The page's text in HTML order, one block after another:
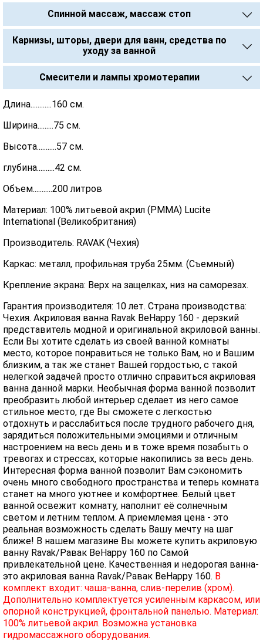
Спинной массаж, массаж стоп
Карнизы, шторы, двери для ванн, средства по
уходу за ванной
Смесители и лампы хромотерапии
Длина............160 см.
Ширина.........75 см.
Высота...........57 см.
глубина..........42 см.
Объем...........200 литров
Материал: 100% литьевой акрил (PMMA) Lucite
International (Великобритания)
Производитель: RAVAK (Чехия)
Каркас: металл, профильная труба 25мм. (Съемный)
Крепление экрана: Верх на защелках, низ на саморезах.
Гарантия производителя: 10 лет. Страна производства:
Чехия. Акриловая ванна Ravak BeHappy 160 - дерзкий
представитель модной и оригинальной акриловой ванны.
Если Вы хотите сделать из своей ванной комнаты
место, которое понравиться не только Вам, но и Вашим
близким, а так же станет Вашей гордостью, с такой
нелегкой задачей просто отлично справиться акриловая
ванна данной марки. Необычная форма ванной позволит
преобразить любой интерьер сделает из него самое
стильное место, где Вы сможете с легкостью
отдохнуть и расслабиться после трудного рабочего дня,
зарядиться положительными эмоциями и отличным
настроением на весь день и в тоже время позабыть о
тревогах и стрессах, которые накопились за весь день.
Интересная форма ванной позволит Вам сэкономить
очень много свободного пространства и теперь комната
станет на много уютнее и комфортнее. Белый цвет
ванной освежит комнату, наполнит её солнечным
светом и летним теплом. А приемлемая цена - это
реальная возможность сделать Вашу мечту на шаг
ближе! В нашем магазине Вы можете купить акриловую
ванну Ravak/Равак BeHappy 160 по Самой
привлекательной цене. Качественная и недорогая ванна-
это акриловая ванна Ravak/Равак BeHappy 160. В
комплект входит: чаша-ванна, слив-перелив (хром).
Дополнительно комплектуется усиленным каркасом, или
опорной конструкцией, фронтальной панелью. Материал:
100% литьевой акрил. Возможна установка
гидромассажного оборудования.